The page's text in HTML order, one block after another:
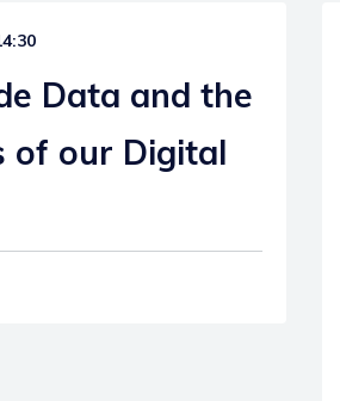
Data and the
of our Digital